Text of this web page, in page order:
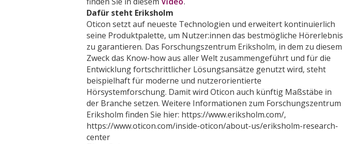
Dafür steht Eriksholm
Oticon setzt auf neueste Technologien und erweitert kontinuierlich
seine Produktpalette, um Nutzer:innen das bestmögliche Hörerlebnis
zu garantieren. Das Forschungszentrum Eriksholm, in dem zu diesem
Zweck das Know-how aus aller Welt zusammengeführt und für die
Entwicklung fortschrittlicher Lösungsansätze genutzt wird, steht
beispielhaft für moderne und nutzerorientierte
Hörsystemforschung. Damit wird Oticon auch künftig Maßstäbe in
der Branche setzen. Weitere Informationen zum Forschungszentrum
Eriksholm finden Sie hier: https://www.eriksholm.com/,
https://www.oticon.com/inside-oticon/about-us/eriksholm-research-
center